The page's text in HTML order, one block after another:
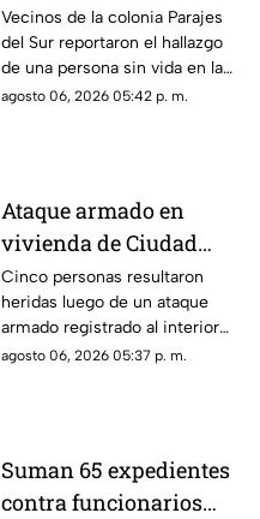
calles de Parajes del
Sur | VIDEO
Vecinos de la colonia Parajes
del Sur reportaron el hallazgo
de una persona sin vida en la
vía pública.
agosto 06, 2026 05:42 p. m.
Ataque armado en
vivienda de Ciudad
Juárez deja cinco
personas heridas |
VIDEO
Cinco personas resultaron
heridas luego de un ataque
armado registrado al interior
de un domicilio en el
agosto 06, 2026 05:37 p. m.
Suman 65 expedientes
contra funcionarios